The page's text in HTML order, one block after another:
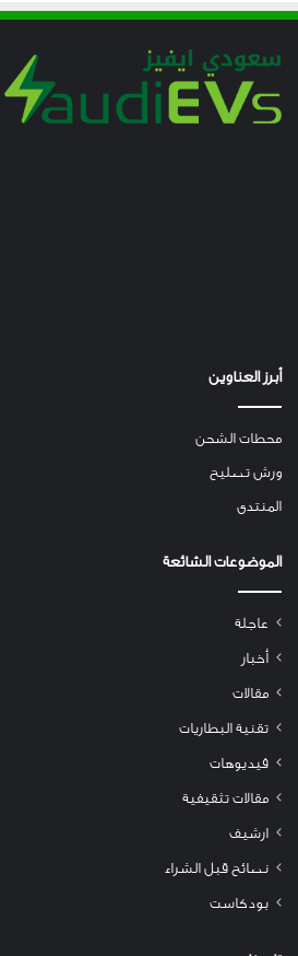
أبرز العناوين
محطات الشحن
ورش تصليح
المنتدى
الموضوعات الشائعة
عاجلة
أخبار
مقالات
تقنية البطاريات
فيديوهات
مقالات تثقيفية
ارشيف
نصائح قبل الشراء
بودكاست